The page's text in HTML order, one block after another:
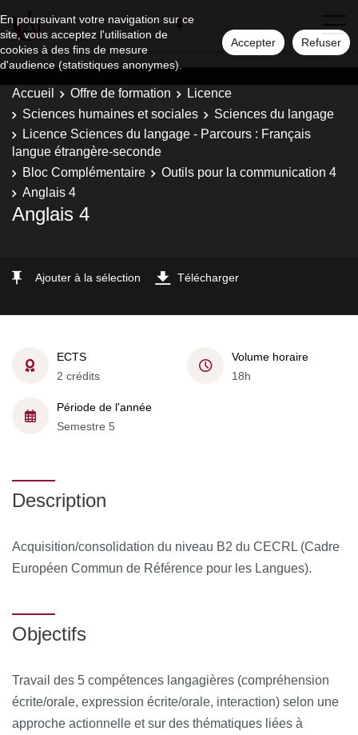
En poursuivant votre navigation sur ce
site, vous acceptez l'utilisation de
cookies à des fins de mesure
d'audience (statistiques anonymes).
Accepter Refuser
Accueil Offre de formation
Licence
Sciences humaines et sociales
Sciences du langage
Licence Sciences du langage - Parcours : Français
langue étrangère-seconde
Bloc Complémentaire
Outils pour la communication 4
Anglais 4
Anglais 4
Ajouter à la sélection Télécharger
ECTS
2 crédits
Volume horaire
18h
Période de l'année
Semestre 5
Description
Acquisition/consolidation du niveau B2 du CECRL (Cadre
Européen Commun de Référence pour les Langues).
Objectifs
Travail des 5 compétences langagières (compréhension
écrite/orale, expression écrite/orale, interaction) selon une
approche actionnelle et sur des thématiques liées à